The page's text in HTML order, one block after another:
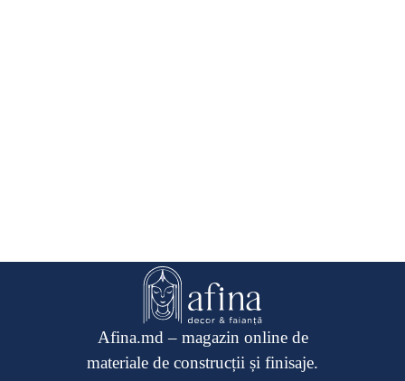
Afina.md – magazin online de
materiale de construcții și finisaje.